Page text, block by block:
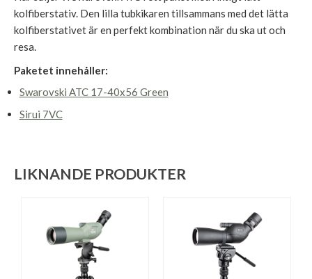
kolfiberstativ. Den lilla tubkikaren tillsammans med det lätta
kolfiberstativet är en perfekt kombination när du ska ut och
resa.
Paketet innehåller:
Swarovski ATC 17-40x56 Green
Sirui 7VC
LIKNANDE PRODUKTER